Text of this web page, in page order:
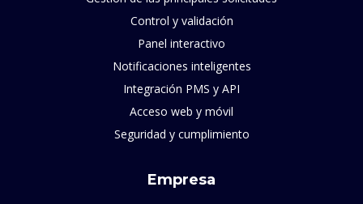
Control y validación
Panel interactivo
Notificaciones inteligentes
Integración PMS y API
Acceso web y móvil
Seguridad y cumplimiento
Empresa